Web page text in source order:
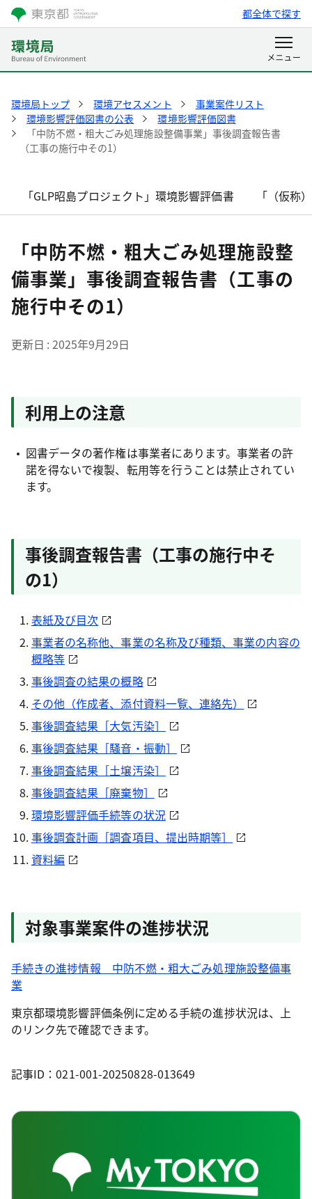
都全体で探す
環境局トップ 環境アセスメント
事業案件リスト
環境影響評価図書の公表
環境影響評価図書
「中防不燃・粗大ごみ処理施設整備事業」事後調査報告書
（工事の施行中その1）
「GLP昭島プロジェクト」環境影響評価書 「（仮称
「中防不燃・粗大ごみ処理施設整
備事業」事後調査報告書（工事の
施行中その1）
更新日 2025年9月29日
利用上の注意
図書データの著作権は事業者にあります。事業者の許
諾を得ないで複製、転用等を行うことは禁止されてい
ます。
事後調査報告書（工事の施行中そ
の1）
表紙及び目次
事業者の名称他、事業の名称及び種類、事業の内容の
概略等
事後調査の結果の概略
その他（作成者、添付資料一覧、連絡先）
事後調査結果［大気汚染］
事後調査結果［騒音・振動］
事後調査結果［土壌汚染］
事後調査結果［廃棄物］
環境影響評価手続等の状況
事後調査計画［調査項目、提出時期等］
資料編
対象事業案件の進捗状況
手続きの進捗情報 中防不燃・粗大ごみ処理施設整備事
業
東京都環境影響評価条例に定める手続の進捗状況は、上
のリンク先で確認できます。
記事ID：021-001-20250828-013649